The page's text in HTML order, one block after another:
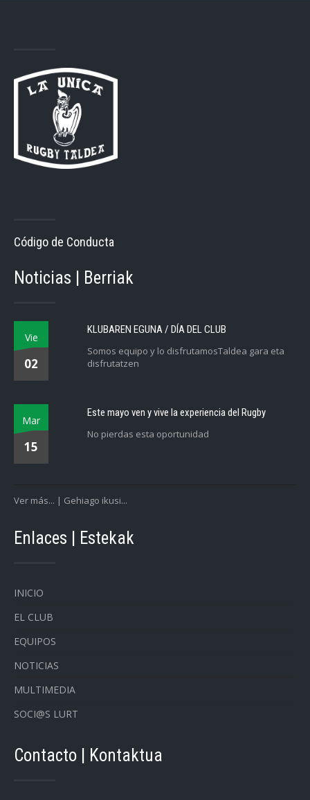
Código de Conducta
Noticias | Berriak
Vie
02
KLUBAREN EGUNA / DÍA DEL CLUB
Somos equipo y lo disfrutamosTaldea gara eta
disfrutatzen
Mar
15
Este mayo ven y vive la experiencia del Rugby
No pierdas esta oportunidad
Ver más... | Gehiago ikusi...
Enlaces | Estekak
INICIO
EL CLUB
EQUIPOS
NOTICIAS
MULTIMEDIA
SOCI@S LURT
Contacto | Kontaktua